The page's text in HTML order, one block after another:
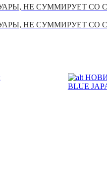
НЕ СУММИРУЕТ СО
НЕ СУММИРУЕТ СО
BLUE